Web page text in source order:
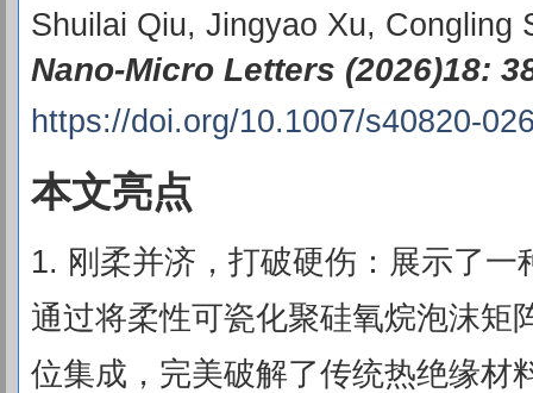
Shuilai Qiu, Jingyao Xu, Congling
Nano-Micro Letters (2026)18:
https://doi.org/10.1007/s40820-
本文亮点
1. 刚柔并济，打破硬伤：展示了
通过将柔性可瓷化聚硅氧烷泡沫矩
位集成，完美破解了传统热绝缘材